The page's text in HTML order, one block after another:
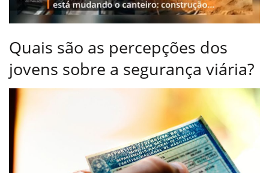
Quais são as percepções dos
jovens sobre a segurança viária?